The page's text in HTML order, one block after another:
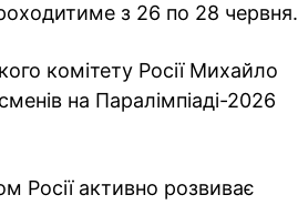
з 26 по 28 червня.
комітету Росії Михайло
на Паралімпіаді-2026
Росії активно розвиває